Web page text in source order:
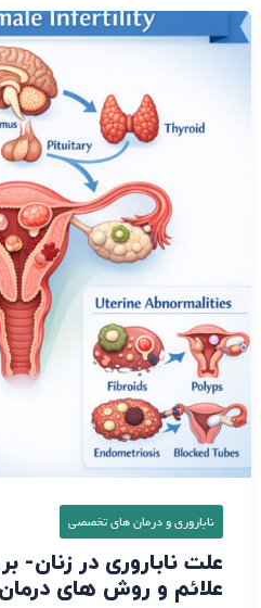
ناباروری و درمان‌ های تخصصی
علت ناباروری در زنان-
علائم و روش‌ های درمان
ناباروری
بررسی
های
درمان